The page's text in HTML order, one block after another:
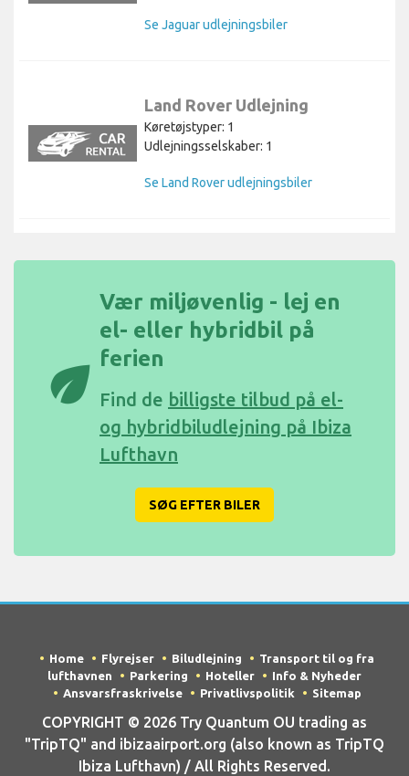
Se Jaguar udlejningsbiler
Land Rover Udlejning
Køretøjstyper: 1
Udlejningsselskaber: 1
Se Land Rover udlejningsbiler
eco
Vær miljøvenlig - lej en
el- eller hybridbil på
ferien
Find de billigste tilbud på el-
og hybridbiludlejning på Ibiza
Lufthavn
SØG EFTER BILER
Home Flyrejser Biludlejning
Transport til og fra
lufthavnen
Parkering Hoteller
Info & Nyheder
Ansvarsfraskrivelse
Privatlivspolitik Sitemap
COPYRIGHT © 2026 Try Quantum OU trading as
"TripTQ" and ibizaairport.org (also known as TripTQ
Ibiza Lufthavn) / All Rights Reserved.